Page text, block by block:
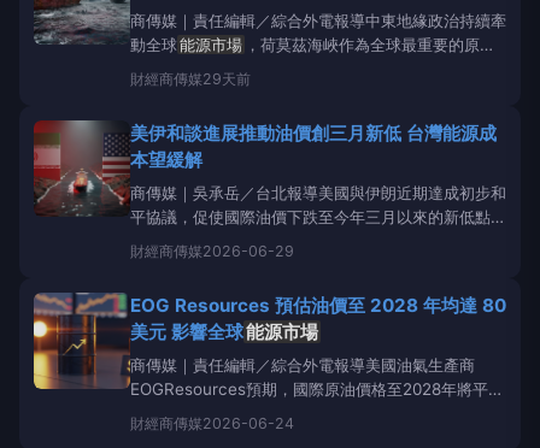
商傳媒｜責任編輯／綜合外電報導中東地緣政治持續牽
動全球能源市場 ，荷莫茲海峽作為全球最重要的原油
運輸航道之一，其安全情勢始終受到國際高度關注。市
場分析指出，全球約有五分之一的海運原油需經過荷莫
進而推升國際油價與能源成本。近期美國與伊朗關係仍
充滿不
財經商傳媒29天前
美伊和談進展推動油價創三月新低 台灣能源成
本望緩解
商傳媒｜吳承岳／台北報導美國與伊朗近期達成初步和
平協議，促使國際油價下跌至今年三月以來的新低點。
此協議對全球
放了荷莫茲海峽這條關鍵輸油航道，對全球供應鏈影響
伊朗總統馬蘇德·裴澤斯基安（Mas
財經商傳媒2026-06-29
EOG Resources 預估油價至 2028 年均達 80
美元 影響全球能源市場
商傳媒｜責任編輯／綜合外電報導美國油氣生產商
EOGResources預期，國際原油價格至2028年將平均
維持在每桶80美元。這項長期預測為全球
供了一項重要參考基準。根據《Hartenergy.com》報
財經商傳媒2026-06-24